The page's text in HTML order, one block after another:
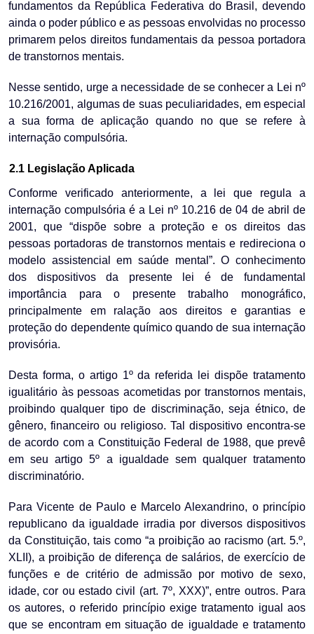
fundamentos da República Federativa do Brasil, devendo
ainda o poder público e as pessoas envolvidas no processo
primarem pelos direitos fundamentais da pessoa portadora
de transtornos mentais.
Nesse sentido, urge a necessidade de se conhecer a Lei nº
10.216/2001, algumas de suas peculiaridades, em especial
a sua forma de aplicação quando no que se refere à
internação compulsória.
2.1 Legislação Aplicada
Conforme verificado anteriormente, a lei que regula a
internação compulsória é a Lei nº 10.216 de 04 de abril de
2001, que “dispõe sobre a proteção e os direitos das
pessoas portadoras de transtornos mentais e redireciona o
modelo assistencial em saúde mental”. O conhecimento
dos dispositivos da presente lei é de fundamental
importância para o presente trabalho monográfico,
principalmente em ralação aos direitos e garantias e
proteção do dependente químico quando de sua internação
provisória.
Desta forma, o artigo 1º da referida lei dispõe tratamento
igualitário às pessoas acometidas por transtornos mentais,
proibindo qualquer tipo de discriminação, seja étnico, de
gênero, financeiro ou religioso. Tal dispositivo encontra-se
de acordo com a Constituição Federal de 1988, que prevê
em seu artigo 5º a igualdade sem qualquer tratamento
discriminatório.
Para Vicente de Paulo e Marcelo Alexandrino, o princípio
republicano da igualdade irradia por diversos dispositivos
da Constituição, tais como “a proibição ao racismo (art. 5.º,
XLII), a proibição de diferença de salários, de exercício de
funções e de critério de admissão por motivo de sexo,
idade, cor ou estado civil (art. 7º, XXX)”, entre outros. Para
os autores, o referido princípio exige tratamento igual aos
que se encontram em situação de igualdade e tratamento